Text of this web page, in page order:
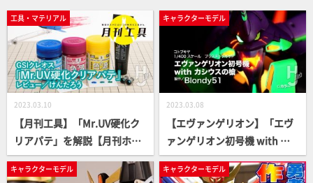
工具・マテリアル
2023.03.10
【月刊工具】「Mr.UV硬化ク
リアパテ」を解説【月刊ホビ
ージャパン4月号】
キャラクターモデル
2023.03.08
【エヴァンゲリオン】「エヴ
ァンゲリオン初号機 with カ
シウスの槍」【月刊ホビージ
ャパン4月号】
キャラクターモデル キャラクターモデル